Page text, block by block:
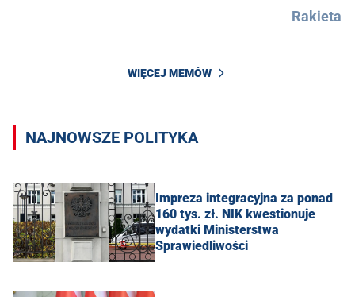
Rakieta
WIĘCEJ MEMÓW
NAJNOWSZE POLITYKA
Impreza integracyjna za ponad
160 tys. zł. NIK kwestionuje
wydatki Ministerstwa
Sprawiedliwości